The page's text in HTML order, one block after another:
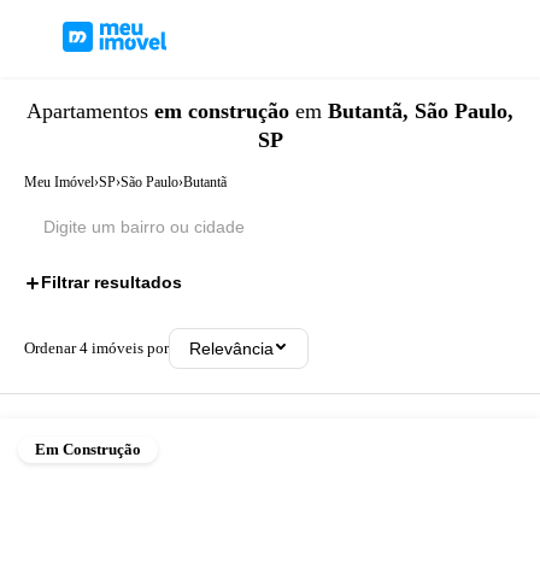
Apartamentos em construção em Butantã, São Paulo,
SP
Meu Imóvel›SP›São Paulo›Butantã
Filtrar resultados
Ordenar4 imóveis por Relevância
Em Construção